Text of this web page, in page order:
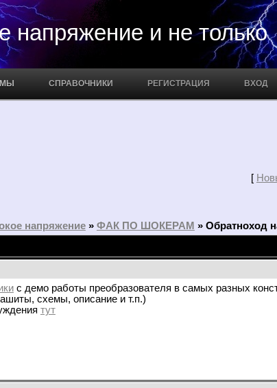
и не только
СПРАВОЧНИКИ РЕГИСТРАЦИЯ ВХОД
[
напряжение » ФАК ПО ШОКЕРАМ » Обратноход
с демо работы преобразователя в самых разных
схемы, описание и т.п.)
тут